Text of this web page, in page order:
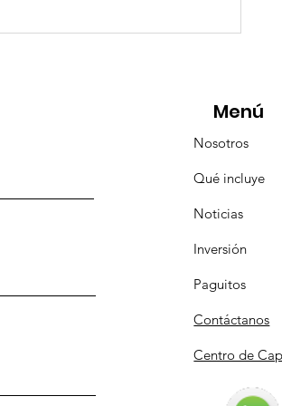
ViveMásViajandoByFraveo
Menú
Nosotros
Qué incluye
Noticias
Inversión
Paguitos
Contáctanos
Centro de